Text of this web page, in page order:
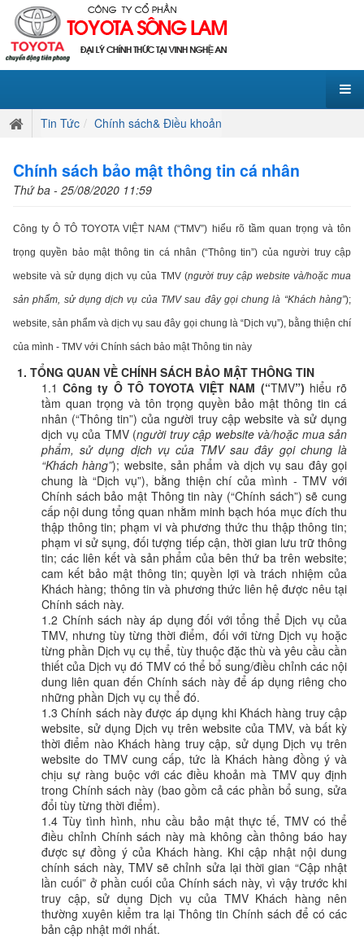
Tin Tức Chính sách& Điều khoản
Chính sách bảo mật thông tin cá nhân
Thứ ba - 25/08/2020 11:59
Công ty Ô TÔ TOYOTA VIỆT NAM (“TMV”) hiểu rõ tầm quan trọng và tôn
trọng quyền bảo mật thông tin cá nhân (“Thông tin”) của người truy cập
website và sử dụng dịch vụ của TMV (người truy cập website và/hoặc mua
sản phẩm, sử dụng dịch vụ của TMV sau đây gọi chung là “Khách hàng”);
website, sản phẩm và dịch vụ sau đây gọi chung là “Dịch vụ”), bằng thiện chí
của mình - TMV với Chính sách bảo mật Thông tin này
1. TỔNG QUAN VỀ CHÍNH SÁCH BẢO MẬT THÔNG TIN
1.1Công ty Ô TÔ TOYOTA VIỆT NAM (“TMV”) hiểu rõ
tầm quan trọng và tôn trọng quyền bảo mật thông tin cá
nhân (“Thông tin”) của người truy cập website và sử dụng
dịch vụ của TMV (người truy cập website và/hoặc mua sản
phẩm, sử dụng dịch vụ của TMV sau đây gọi chung là
“Khách hàng”); website, sản phẩm và dịch vụ sau đây gọi
chung là “Dịch vụ”), bằng thiện chí của mình - TMV với
Chính sách bảo mật Thông tin này (“Chính sách”) sẽ cung
cấp nội dung tổng quan nhằm minh bạch hóa mục đích thu
thập thông tin; phạm vi và phương thức thu thập thông tin;
phạm vi sử sụng, đối tượng tiếp cận, thời gian lưu trữ thông
tin; các liên kết và sản phẩm của bên thứ ba trên website;
cam kết bảo mật thông tin; quyền lợi và trách nhiệm của
Khách hàng; thông tin và phương thức liên hệ được nêu tại
Chính sách này.
1.2 Chính sách này áp dụng đối với tổng thể Dịch vụ của
TMV, nhưng tùy từng thời điểm, đối với từng Dịch vụ hoặc
từng phần Dịch vụ cụ thể, tùy thuộc đặc thù và yêu cầu cần
thiết của Dịch vụ đó TMV có thể bổ sung/điều chỉnh các nội
dung liên quan đến Chính sách này để áp dụng riêng cho
những phần Dịch vụ cụ thể đó.
1.3 Chính sách này được áp dụng khi Khách hàng truy cập
website, sử dụng Dịch vụ trên website của TMV, và bất kỳ
thời điểm nào Khách hàng truy cập, sử dụng Dịch vụ trên
website do TMV cung cấp, tức là Khách hàng đồng ý và
chịu sự ràng buộc với các điều khoản mà TMV quy định
trong Chính sách này (bao gồm cả các phần bổ sung, sửa
đổi tùy từng thời điểm).
1.4 Tùy tình hình, nhu cầu bảo mật thực tế, TMV có thể
điều chỉnh Chính sách này mà không cần thông báo hay
được sự đồng ý của Khách hàng. Khi cập nhật nội dung
chính sách này, TMV sẽ chỉnh sửa lại thời gian “Cập nhật
lần cuối” ở phần cuối của Chính sách này, vì vậy trước khi
truy cập, sử dụng Dịch vụ của TMV Khách hàng nên
thường xuyên kiểm tra lại Thông tin Chính sách để có các
bản cập nhật mới nhất.